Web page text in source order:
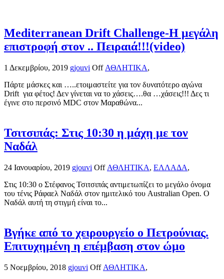
Mediterranean Drift Challenge-Η μεγάλη
επιστροφή στον .. Πειραιά!!!(video)
1 Δεκεμβρίου, 2019 gjouvi Off ΑΘΛΗΤΙΚΑ,
Πάρτε μάσκες και …..ετοιμαστείτε για τον δυνατότερο αγώνα
Drift για φέτος! Δεν γίνεται να το χάσεις….θα …χάσεις!!! Δες τι
έγινε στο περσινό MDC στον Μαραθώνα...
Τσιτσιπάς: Στις 10:30 η μάχη με τον
Ναδάλ
24 Ιανουαρίου, 2019 gjouvi Off ΑΘΛΗΤΙΚΑ, ΕΛΛΑΔΑ,
Στις 10:30 ο Στέφανος Τσιτσιπάς αντιμετωπίζει το μεγάλο όνομα
του τένις Ράφαελ Ναδάλ στον ημιτελικό του Australian Open. Ο
Ναδάλ αυτή τη στιγμή είναι το...
Βγήκε από το χειρουργείο ο Πετρούνιας.
Επιτυχημένη η επέμβαση στον ώμο
5 Νοεμβρίου, 2018 gjouvi Off ΑΘΛΗΤΙΚΑ,